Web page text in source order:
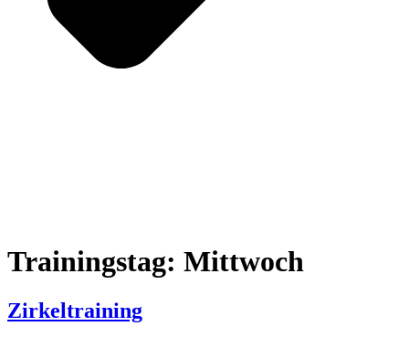
Trainingstag: Mittwoch
Zirkeltraining